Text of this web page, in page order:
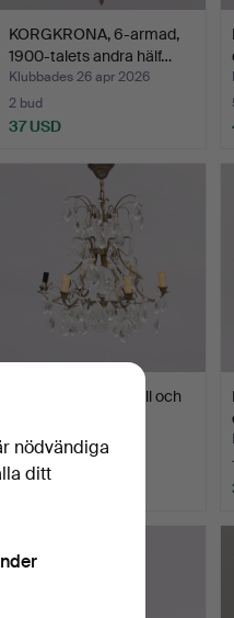
KORGKRONA, 6-armad,
1900-talets andra hälf…
Klubbades 26 apr 2026
2 bud
37 USD
LJUSKRONA, metall och
Klubbades 4 apr 2026
1 bud
nödvändiga
ditt